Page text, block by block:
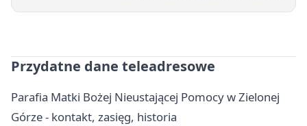
Przydatne dane teleadresowe
Parafia Matki Bożej Nieustającej Pomocy w Zielonej
Górze - kontakt, zasięg, historia